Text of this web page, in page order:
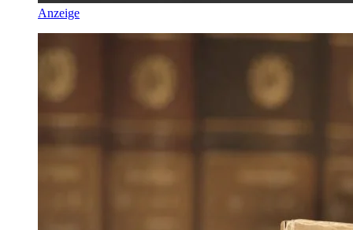
Anzeige